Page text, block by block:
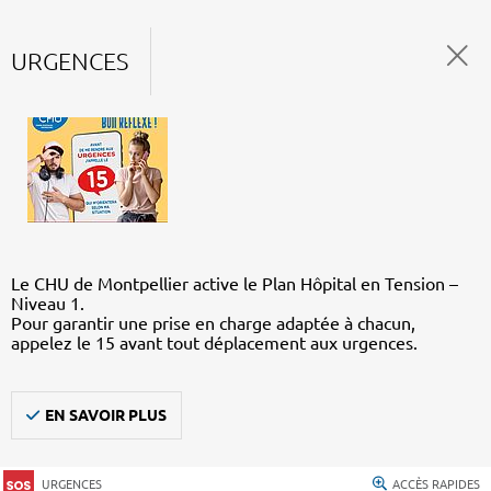
URGENCES
Le CHU de Montpellier active le Plan Hôpital en Tension –
Niveau 1.
Pour garantir une prise en charge adaptée à chacun,
appelez le 15 avant tout déplacement aux urgences.
EN SAVOIR PLUS
URGENCES ACCÈS RAPIDES